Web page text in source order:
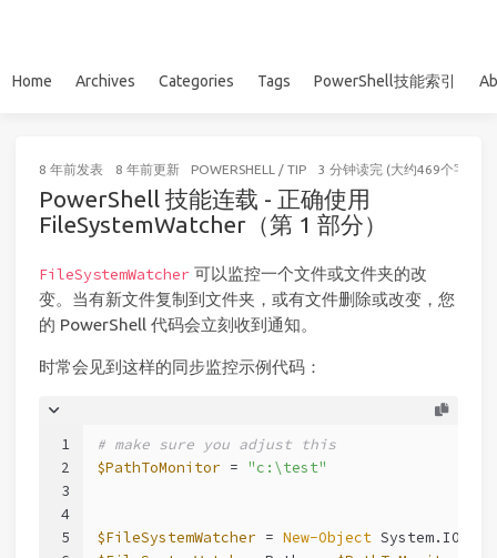
Home Archives Categories Tags PowerShell技能索引
8 年前发表 8 年前更新 POWERSHELL / TIP 3 分钟读完 (大约469个字)
PowerShell 技能连载 - 正确使用
FileSystemWatcher（第 1 部分）
FileSystemWatcher 可以监控一个文件或文件夹的改
变。当有新文件复制到文件夹，或有文件删除或改变，您
的 PowerShell 代码会立刻收到通知。
时常会见到这样的同步监控示例代码：
1
2
3
4
5
# make sure you adjust this
$PathToMonitor = "c:\test"
$FileSystemWatcher = New-Object